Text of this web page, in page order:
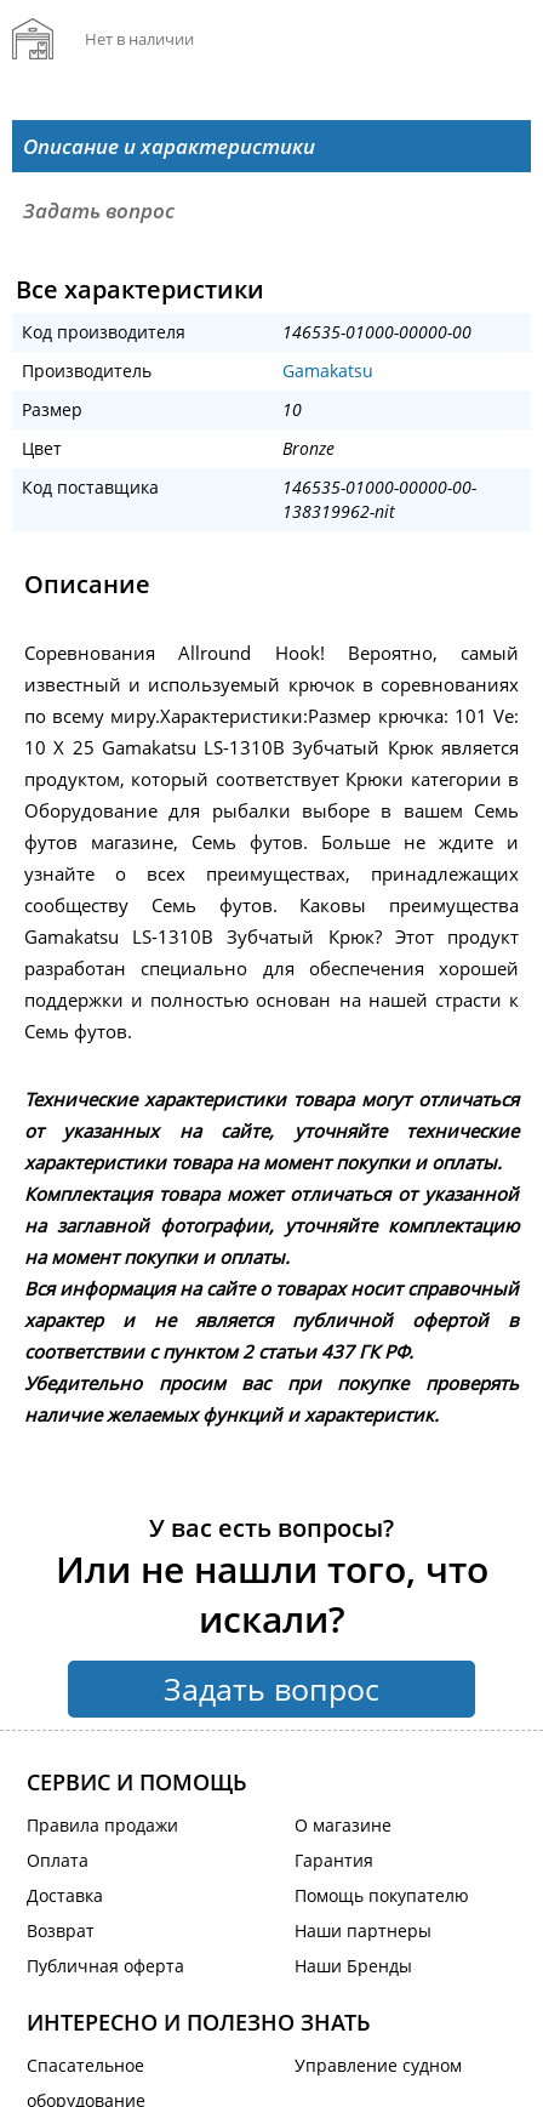
Нет в наличии
Описание и характеристики
Задать вопрос
Все характеристики
Код производителя
146535-01000-00000-00
Производитель
Gamakatsu
Размер
10
Цвет
Bronze
Код поставщика
146535-01000-00000-00-
138319962-nit
Описание
Соревнования Allround Hook! Вероятно, самый
известный и используемый крючок в соревнованиях
по всему миру.Характеристики:Размер крючка: 101 Ve:
10 X 25 Gamakatsu LS-1310B Зубчатый Крюк является
продуктом, который соответствует Крюки категории в
Оборудование для рыбалки выборе в вашем Семь
футов магазине, Семь футов. Больше не ждите и
узнайте о всех преимуществах, принадлежащих
сообществу Семь футов. Каковы преимущества
Gamakatsu LS-1310B Зубчатый Крюк? Этот продукт
разработан специально для обеспечения хорошей
поддержки и полностью основан на нашей страсти к
Семь футов.
Технические характеристики товара могут отличаться
от указанных на сайте, уточняйте технические
характеристики товара на момент покупки и оплаты.
Комплектация товара может отличаться от указанной
на заглавной фотографии, уточняйте комплектацию
на момент покупки и оплаты.
Вся информация на сайте о товарах носит справочный
характер и не является публичной офертой в
соответствии с пунктом 2 статьи 437 ГК РФ.
Убедительно просим вас при покупке проверять
наличие желаемых функций и характеристик.
У вас есть вопросы?
Или не нашли того, что
искали?
Задать вопрос
СЕРВИС И ПОМОЩЬ
Правила продажи
Оплата
Доставка
Возврат
Публичная оферта
О магазине
Гарантия
Помощь покупателю
Наши партнеры
Наши Бренды
ИНТЕРЕСНО И ПОЛЕЗНО ЗНАТЬ
Спасательное
оборудование
Управление судном